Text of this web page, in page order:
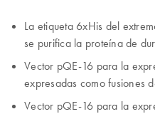
La etiqueta 6xHis del
se purifica la proteína de
Vector pQE-16 para la
expresadas como fusiones
Vector pQE-16 para la